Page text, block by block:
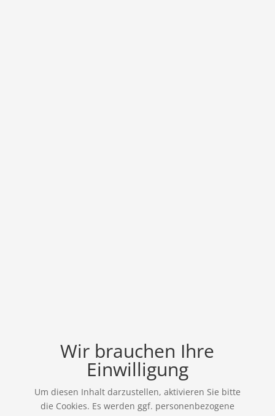
Wir brauchen Ihre
Einwilligung
Um diesen Inhalt darzustellen, aktivieren Sie bitte
die Cookies. Es werden ggf. personenbezogene